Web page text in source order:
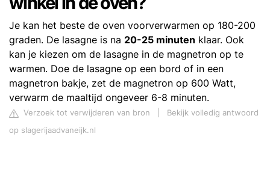
Je kan het beste de oven voorverwarmen op 180-200
graden. De lasagne is na 20-25 minuten klaar. Ook
kan je kiezen om de lasagne in de magnetron op te
warmen. Doe de lasagne op een bord of in een
magnetron bakje, zet de magnetron op 600 Watt,
verwarm de maaltijd ongeveer 6-8 minuten.
Verzoek tot verwijderen van bron
Bekijk volledig antwoord
op slagerijaadvaneijk.nl